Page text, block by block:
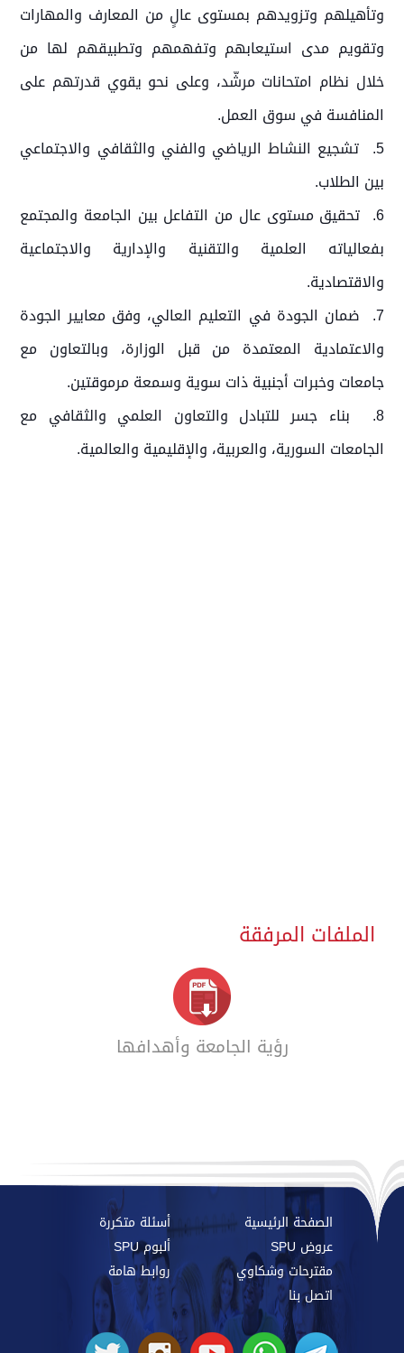
وتأهيلهم وتزويدهم بمستوى عالٍ من المعارف والمهارات
وتقويم مدى استيعابهم وتفهمهم وتطبيقهم لها من
خلال نظام امتحانات مرشّد، وعلى نحو يقوي قدرتهم على
المنافسة في سوق العمل.
5. تشجيع النشاط الرياضي والفني والثقافي والاجتماعي
بين الطلاب.
6. تحقيق مستوى عال من التفاعل بين الجامعة والمجتمع
بفعالياته العلمية والتقنية والإدارية والاجتماعية
والاقتصادية.
7. ضمان الجودة في التعليم العالي، وفق معايير الجودة
والاعتمادية المعتمدة من قبل الوزارة، وبالتعاون مع
جامعات وخبرات أجنبية ذات سوية وسمعة مرموقتين.
8. بناء جسر للتبادل والتعاون العلمي والثقافي مع
الجامعات السورية، والعربية، والإقليمية والعالمية.
الملفات المرفقة
رؤية الجامعة وأهدافها
الصفحة الرئيسية
أسئلة متكررة
عروض SPU
ألبوم SPU
مقترحات وشكاوي
روابط هامة
اتصل بنا